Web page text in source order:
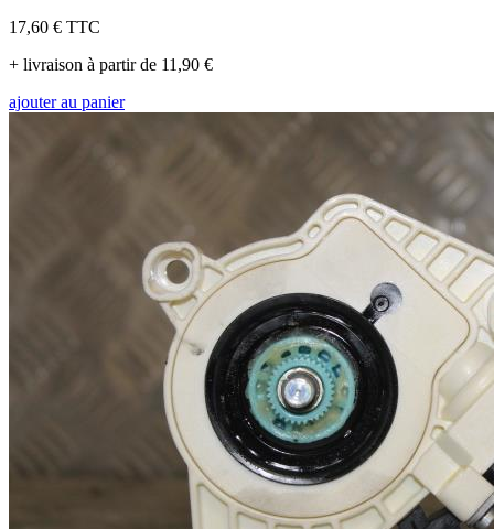
17,60 € TTC
+ livraison à partir de 11,90 €
ajouter au panier